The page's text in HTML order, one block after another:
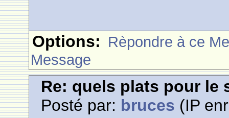
Options: Rèpondre à ce
Message
Re: quels plats pour le
Posté par: bruces (IP